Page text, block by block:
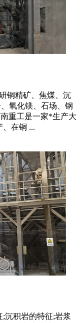
铜精矿、焦煤、沉
氧化镁、石场、钢
重工是一家*生产大
在铜 ...
沉积岩的特征;岩浆